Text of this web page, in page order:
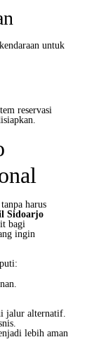
untuk
reservasi
harus
Sidoarjo
bagi
ingin
jalur alternatif.
lebih aman